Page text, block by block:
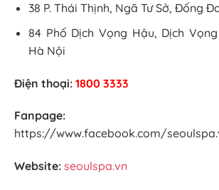
38 P. Thái Thịnh, Ngã Tư Sở, Đống
84 Phố Dịch Vọng Hậu, Dịch
Hà Nội
Điện thoại: 1800 3333
Fanpage:
https://www.facebook.com/
Website: seoulspa.vn